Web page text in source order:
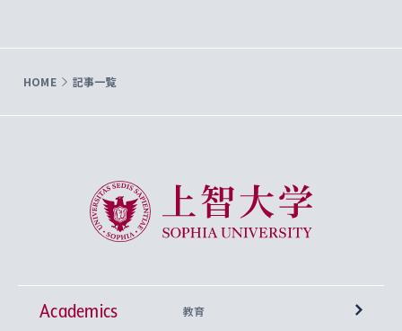
HOME 記事一覧
上智大学 Sophia University
Academics 教育